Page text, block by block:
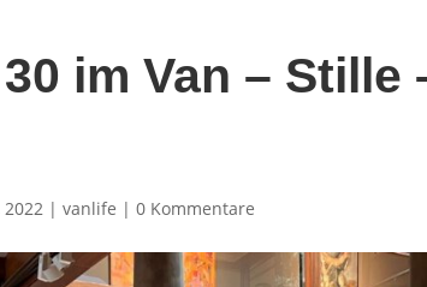
im Van – Stille
2022| vanlife | 0 Kommentare